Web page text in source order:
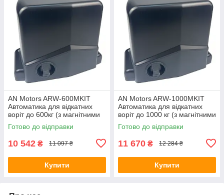
AN Motors ARW-600MKIT
Автоматика для відкатних
воріт до 600кг (з магнітними
кінцевими вимикачами)
Готово до відправки
10 542 ₴ 11 097 ₴
Купити
AN Motors ARW-1000MKIT
Автоматика для відкатних
воріт до 1000 кг (з магнітними
кінцевими вимикачами)
Готово до відправки
11 670 ₴ 12 284 ₴
Купити